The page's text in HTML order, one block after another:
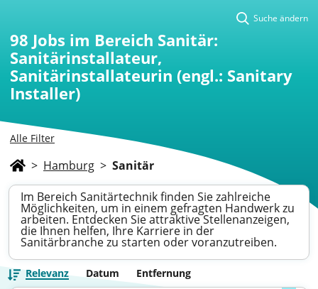
Alle Filter
Suche ändern
98 Jobs im Bereich Sanitär:
Sanitärinstallateur,
Sanitärinstallateurin (engl.: Sanitary
Installer)
> Hamburg > Sanitär
Im Bereich Sanitärtechnik finden Sie zahlreiche
Möglichkeiten, um in einem gefragten Handwerk zu
arbeiten. Entdecken Sie attraktive Stellenanzeigen,
die Ihnen helfen, Ihre Karriere in der
Sanitärbranche zu starten oder voranzutreiben.
Relevanz Datum Entfernung